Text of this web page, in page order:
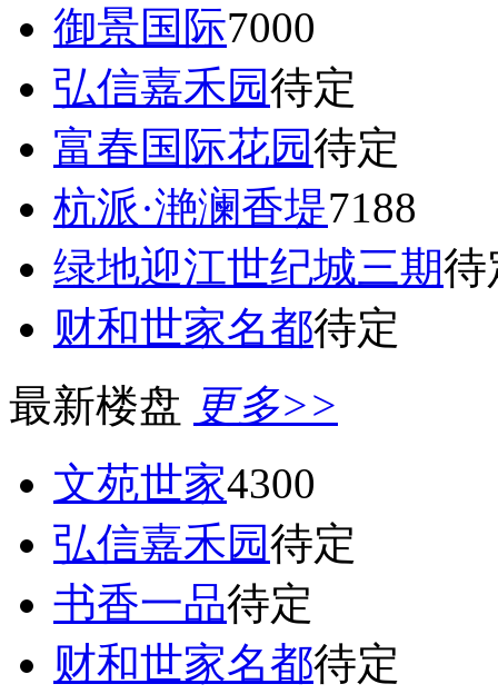
御景国际7000
弘信嘉禾园待定
富春国际花园待定
杭派·滟澜香堤7188
绿地迎江世纪城三期待
财和世家名都待定
最新楼盘 更多>>
文苑世家4300
弘信嘉禾园待定
书香一品待定
财和世家名都待定